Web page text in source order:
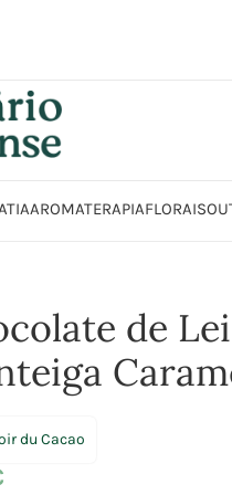
AROMATERAPIAFLORAIS
de
du Cacao